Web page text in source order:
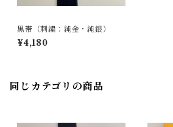
黒帯（刺繍：純金・純銀）
¥4,180
同じカテゴリの商品